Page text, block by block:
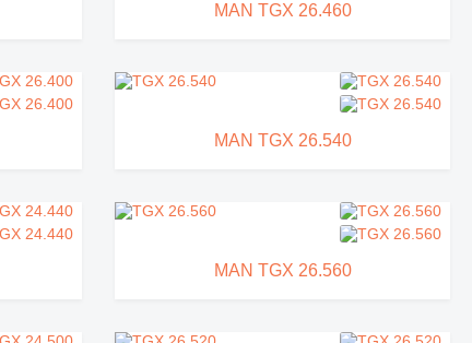
MAN TGX 26.460
MAN TGX 26.540
MAN TGX 26.560